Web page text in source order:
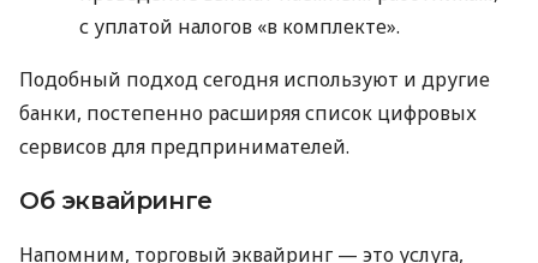
с уплатой налогов «в комплекте».
Подобный подход сегодня используют и другие
банки, постепенно расширяя список цифровых
сервисов для предпринимателей.
Об эквайринге
Напомним, торговый эквайринг — это услуга,